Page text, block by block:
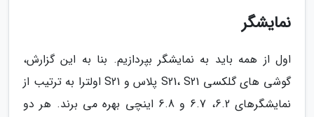
نمایشگر
اول از همه باید به نمایشگر بپردازیم. بنا به این گزارش،
گوشی های گلکسی S21، S21 پلاس و S21 اولترا به ترتیب از
نمایشگرهای 6.2، 6.7 و 6.8 اینچی بهره می برند. هر دو